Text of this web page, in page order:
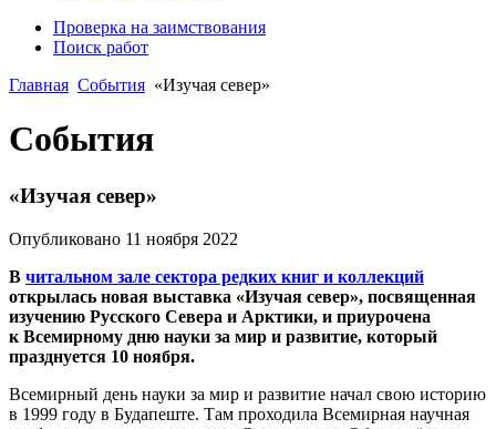
Проверка на заимствования
Поиск работ
Главная События «Изучая север»
События
«Изучая север»
Опубликовано 11 ноября 2022
В читальном зале сектора редких книг и коллекций
открылась новая выставка «Изучая север», посвященная
изучению Русского Севера и Арктики, и приурочена
к Всемирному дню науки за мир и развитие, который
празднуется 10 ноября.
Всемирный день науки за мир и развитие начал свою историю
в 1999 году в Будапеште. Там проходила Всемирная научная